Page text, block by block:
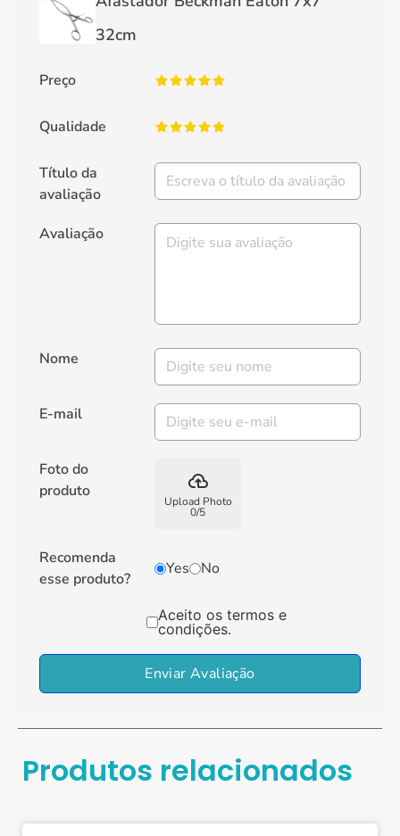
32cm
Preço
Qualidade
Título da
avaliação
Avaliação
Nome
E-mail
Foto do
produto
backup
Upload Photo
0/5
Recomenda
esse produto?
Yes No
Aceito os termos e
condições.
Enviar Avaliação
Produtos relacionados